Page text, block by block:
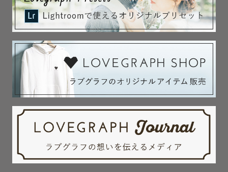
「アルバムをめくる」「タイムカプセルを開ける」そんな
懐かしさや、
“そういえば久しぶりに写真みたけどやっぱいいなぁ”と
話すきっかけになれたらと思い、カメラマンの世界に入り
特別な瞬間から当たり前に過ぎていく日常まで、
撮影が始まる前から終わってからもワクワク感が続く様、
心がけております。
みなさまともそんな関係が続くよう心を込めて。
お会いできる日を楽しみにしております☺️